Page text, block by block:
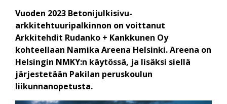
Vuoden 2023 Betonijulkisivu-
arkkitehtuuripalkinnon on voittanut
Arkkitehdit Rudanko + Kankkunen Oy
kohteellaan Namika Areena Helsinki. Areena on
Helsingin NMKY:n käytössä, ja lisäksi siellä
järjestetään Pakilan peruskoulun
liikunnanopetusta.